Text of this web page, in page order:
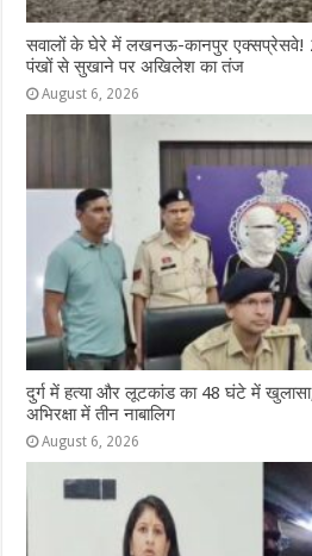
सवालों के घेरे में लखनऊ-कानपुर एक्सप्रेसवे!
पंखों से सुखाने पर अखिलेश का तंज
August 6, 2026
दुर्ग में हत्या और लूटकांड का 48 घंटे में खुलासा,
अभिरक्षा में तीन नाबालिग
August 6, 2026